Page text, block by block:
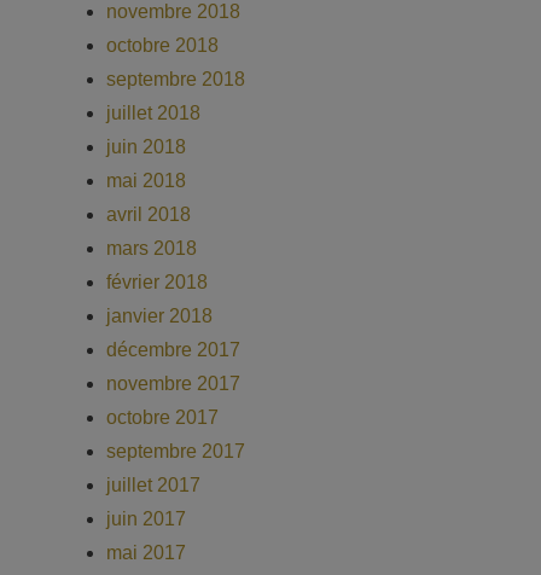
novembre 2018
octobre 2018
septembre 2018
juillet 2018
juin 2018
mai 2018
avril 2018
mars 2018
février 2018
janvier 2018
décembre 2017
novembre 2017
octobre 2017
septembre 2017
juillet 2017
juin 2017
mai 2017